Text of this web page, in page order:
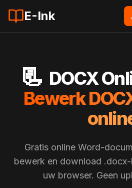
E-Ink
📃 DOCX
Bewerk
Gratis online Word-
bewerk en download
uw browser. Geen